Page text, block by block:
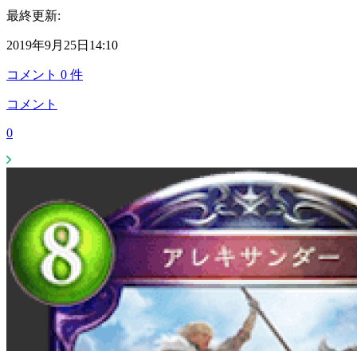
最終更新:
2019年9月25日14:10
コメント 0 件
コメント
0